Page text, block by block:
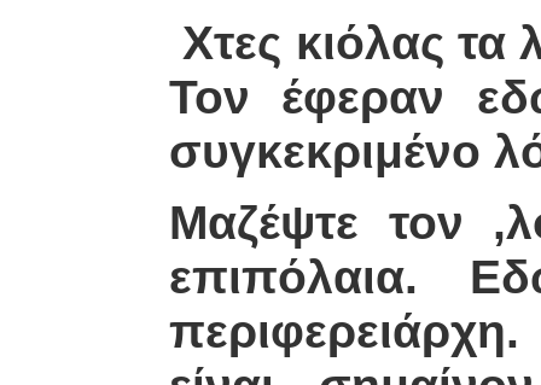
Χτες κιόλας τα
Τον έφεραν
συγκεκριμένο
Μαζέψτε τον
επιπόλαια.